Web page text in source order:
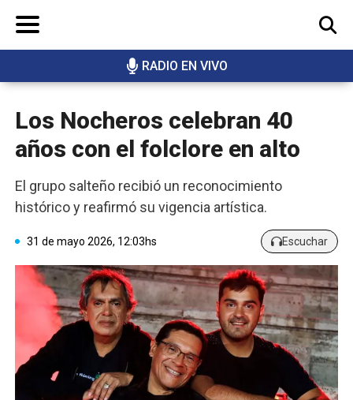
RADIO EN VIVO
BUSCAR
Los Nocheros celebran 40
años con el folclore en alto
El grupo salteño recibió un reconocimiento
histórico y reafirmó su vigencia artística.
31 de mayo 2026, 12:03hs Escuchar